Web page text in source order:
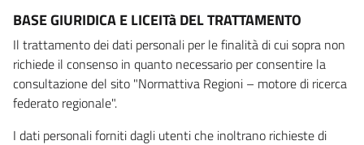
BASE GIURIDICA E LICEITà DEL TRATTAMENTO
Il trattamento dei dati personali per le finalità di cui sopra non
richiede il consenso in quanto necessario per consentire la
consultazione del sito "Normattiva Regioni – motore di ricerca
federato regionale".
I dati personali forniti dagli utenti che inoltrano richieste di